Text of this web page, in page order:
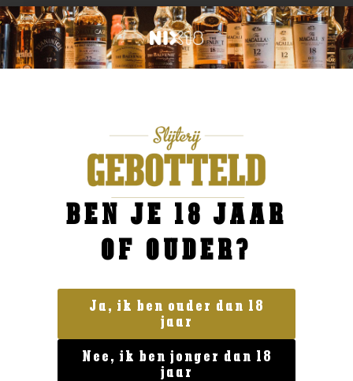
Frankrijk
Bollinger Special Cuvee Magnum
BEN JE 18 JAAR
OF OUDER?
Ja, ik ben ouder dan 18
jaar
Nee, ik ben jonger dan 18
jaar